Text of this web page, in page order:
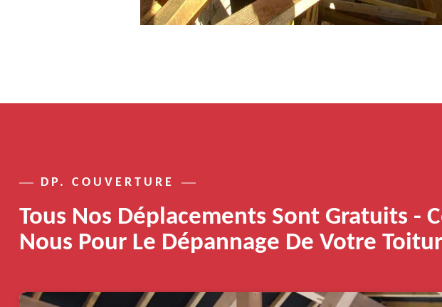
DP. COUVERTURE
Tous Nos Déplacements Sont Gratuits -
Nous Pour Le Dépannage De Votre